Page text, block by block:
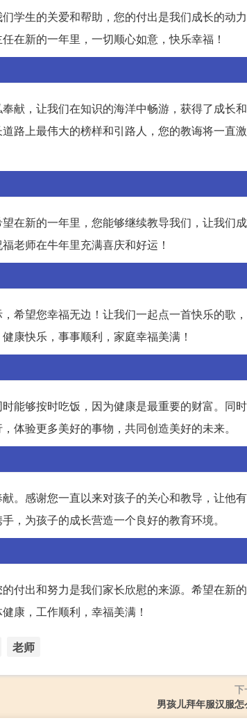
学生的关爱和帮助，您的付出是我们成长的动
在新的一年里，一切顺心如意，快乐幸福！
献，让我们在知识的海洋中畅游，获得了成长
路上最伟大的榜样和引路人，您的教诲将一直
在新的一年里，您能够继续教导我们，让我们
老师在牛年里充满喜庆和好运！
希望您幸福无边！让我们一起点一首快乐的歌
康快乐，事事顺利，家庭幸福美满！
能够按时吃饭，因为健康是最重要的财富。同
体验更多美好的事物，共同创造美好的未来。
。感谢您一直以来对孩子的关心和教导，让他
，为孩子的成长营造一个良好的教育环境。
付出和努力是我们家长欣慰的来源。希望在新
康，工作顺利，幸福美满！
老师
下
男孩儿拜年服汉服怎